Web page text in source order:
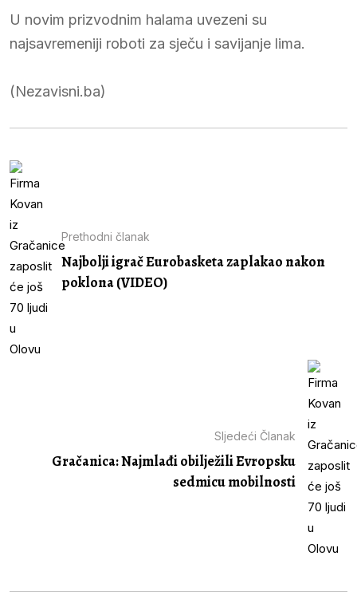
U novim prizvodnim halama uvezeni su
najsavremeniji roboti za sječu i savijanje lima.
(Nezavisni.ba)
Prethodni članak
Najbolji igrač Eurobasketa zaplakao nakon
poklona (VIDEO)
Sljedeći Članak
Gračanica: Najmlađi obilježili Evropsku
sedmicu mobilnosti